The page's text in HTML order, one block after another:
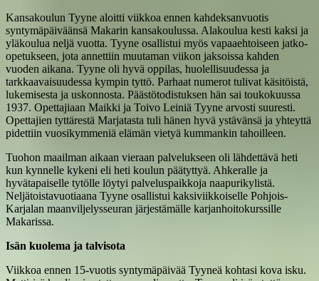
Kansakoulun Tyyne aloitti viikkoa ennen kahdeksanvuotis
syntymäpäiväänsä Makarin kansakoulussa. Alakoulua kesti kaksi ja
yläkoulua neljä vuotta. Tyyne osallistui myös vapaaehtoiseen jatko-
opetukseen, jota annettiin muutaman viikon jaksoissa kahden
vuoden aikana. Tyyne oli hyvä oppilas, huolellisuudessa ja
tarkkaavaisuudessa kympin tyttö. Parhaat numerot tulivat käsitöistä,
lukemisesta ja uskonnosta. Päästötodistuksen hän sai toukokuussa
1937. Opettajiaan Maikki ja Toivo Leiniä Tyyne arvosti suuresti.
Opettajien tyttärestä Marjatasta tuli hänen hyvä ystävänsä ja yhteyttä
pidettiin vuosikymmeniä elämän vietyä kummankin tahoilleen.
Tuohon maailman aikaan vieraan palvelukseen oli lähdettävä heti
kun kynnelle kykeni eli heti koulun päätyttyä. Ahkeralle ja
hyvätapaiselle tytölle löytyi palveluspaikkoja naapurikylistä.
Neljätoistavuotiaana Tyyne osallistui kaksiviikkoiselle Pohjois-
Karjalan maanviljelysseuran järjestämälle karjanhoitokurssille
Makarissa.
Isän kuolema ja talvisota
Viikkoa ennen 15-vuotis syntymäpäivää Tyyneä kohtasi kova isku.